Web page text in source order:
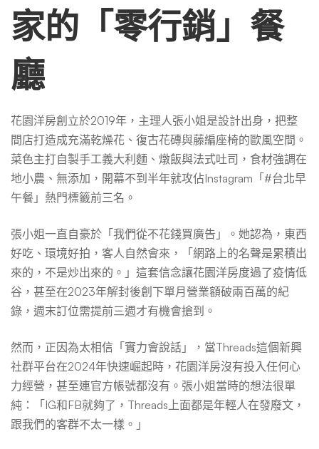
家的「零行銷」餐
廳
花園洋房創立於2019年，主理人張小姐是設計出身，把整
間店打造成充滿乾燥花、復古花磚與藤編座椅的歐風空間。
菜色主打自製手工義大利麵、燉飯與法式吐司，食材強調在
地小農、無添加，開幕不到半年就攻佔Instagram「#台北早
午餐」熱門標籤前三名。
張小姐一直自豪於「我們從不花錢買廣告」。她認為，東西
好吃、環境好拍，客人自然會來，「網路上的名聲是累積出
來的，不是炒出來的。」這套信念讓花園洋房度過了疫情低
谷，甚至在2023年解封後創下單月營業額破兩百萬的紀
錄，週末訂位需提前三週才有機會搶到。
然而，正因為太相信「實力會說話」，當Threads這個新興
社群平台在2024年快速崛起時，花園洋房沒有投入任何心
力經營，甚至連官方帳號都沒有。張小姐當時的想法很單
純：「IG和FB就夠了，Threads上面都是年輕人在發廢文，
跟我們的客群不太一樣。」